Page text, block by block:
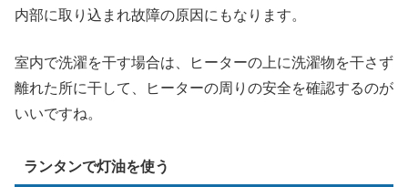
内部に取り込まれ故障の原因にもなります。
室内で洗濯を干す場合は、ヒーターの上に洗濯物を干さず
離れた所に干して、ヒーターの周りの安全を確認するのが
いいですね。
ランタンで灯油を使う